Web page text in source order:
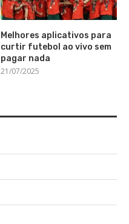
Melhores aplicativos para
curtir futebol ao vivo sem
pagar nada
21/07/2025